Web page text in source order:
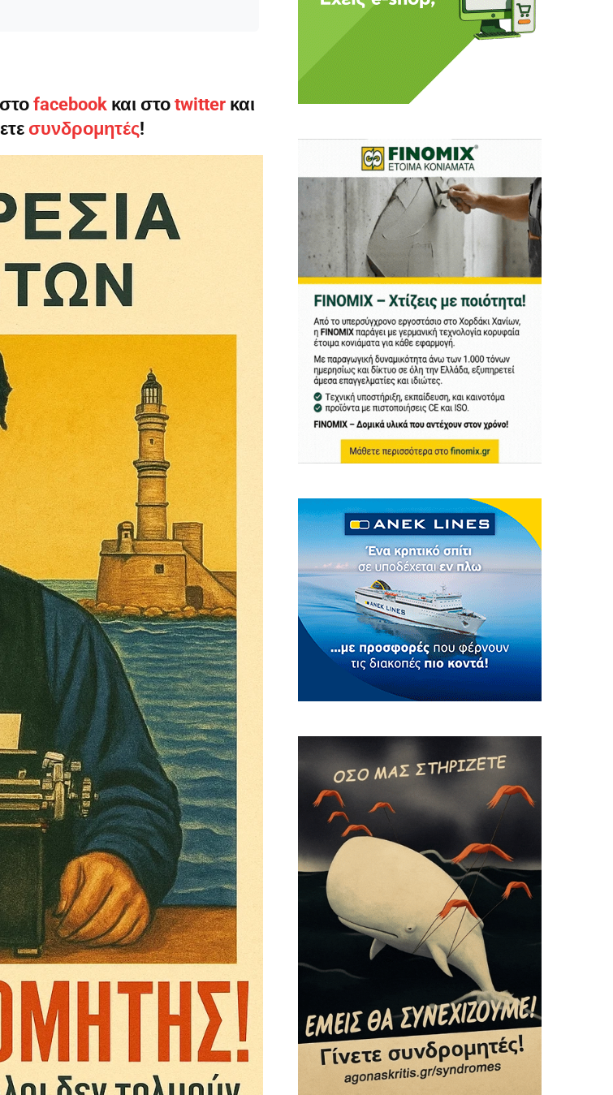
κουραστικό. Και να είστε σίγουροί ότι ούτε κι εμείς
γράφουμε... Όμως αυτό το μήνυμα δεν αφορά εμάς. Αφορά κάτι
μαχητικής δημοσιογραφίας στην Kρήτη.
Κανείς δεν μας υπαγορεύει τι να πούμε ή τι να
σε όλους, ακόμη και σε αυτούς που δεν έχουν την
προνόμια μόνο για όσους έχουν την οικονομική δυνατότητα.
Αν πιστεύετε ότι μια πραγματικά ελεύθερη
και τον έλεγχο της εξουσίας, τότε δώστε μας τη δύναμη
Γίνε συνδρομητής
Σας ευχαριστούμε θερμά.
facebook και στο twitterκαι
συνδρομητές!